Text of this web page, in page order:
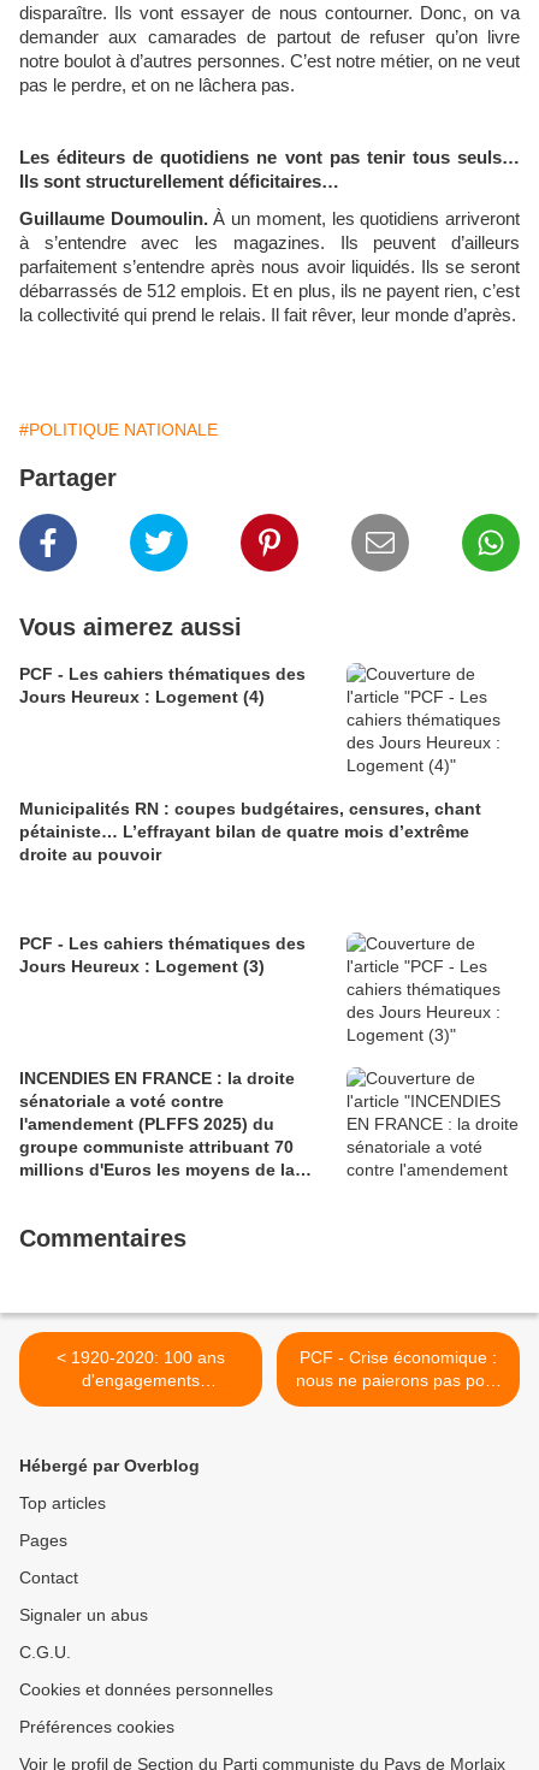
disparaître. Ils vont essayer de nous contourner. Donc, on va
demander aux camarades de partout de refuser qu’on livre
notre boulot à d’autres personnes. C’est notre métier, on ne veut
pas le perdre, et on ne lâchera pas.
Les éditeurs de quotidiens ne vont pas tenir tous seuls…
Ils sont structurellement déficitaires…
Guillaume Doumoulin.À un moment, les quotidiens arriveront
à s’entendre avec les magazines. Ils peuvent d’ailleurs
parfaitement s’entendre après nous avoir liquidés. Ils se seront
débarrassés de 512 emplois. Et en plus, ils ne payent rien, c’est
la collectivité qui prend le relais. Il fait rêver, leur monde d’après.
#POLITIQUE NATIONALE
Partager
Vous aimerez aussi
PCF - Les cahiers thématiques des
Jours Heureux : Logement (4)
Municipalités RN : coupes budgétaires, censures, chant
pétainiste… L’effrayant bilan de quatre mois d’extrême
droite au pouvoir
PCF - Les cahiers thématiques des
Jours Heureux : Logement (3)
INCENDIES EN FRANCE : la droite
sénatoriale a voté contre
l'amendement (PLFFS 2025) du
groupe communiste attribuant 70
millions d'Euros les moyens de la
Commentaires
< 1920-2020: 100 ans
d'engagements
communistes en Finistère:
PCF - Crise économique :
nous ne paierons pas pour
eux ! >
Hébergé par Overblog
Top articles
Pages
Contact
Signaler un abus
C.G.U.
Cookies et données personnelles
Préférences cookies
Voir le profil de Section du Parti communiste du Pays de Morlaix